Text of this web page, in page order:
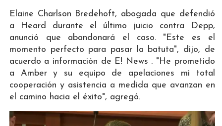
Elaine Charlson Bredehoft, abogada que defendió
a Heard durante el último juicio contra Depp,
anunció que abandonará el caso. "Este es el
momento perfecto para pasar la batuta", dijo, de
acuerdo a información de E! News . "He prometido
a Amber y su equipo de apelaciones mi total
cooperación y asistencia a medida que avanzan en
el camino hacia el éxito", agregó.